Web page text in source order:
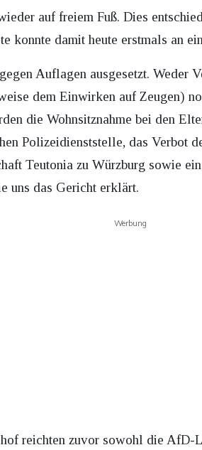
auf freiem Fuß. Dies
konnte damit heute erstmals an
Auflagen ausgesetzt. Weder
dem Einwirken auf Zeugen)
die Wohnsitznahme bei den
Polizeidienststelle, das Verbot
Teutonia zu Würzburg sowie
uns das Gericht erklärt.
Werbung
reichten zuvor sowohl die